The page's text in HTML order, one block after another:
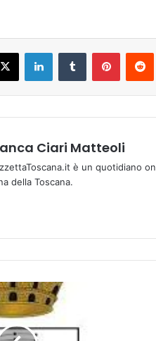
Ciari Matteoli
è un quotidiano
della Toscana.